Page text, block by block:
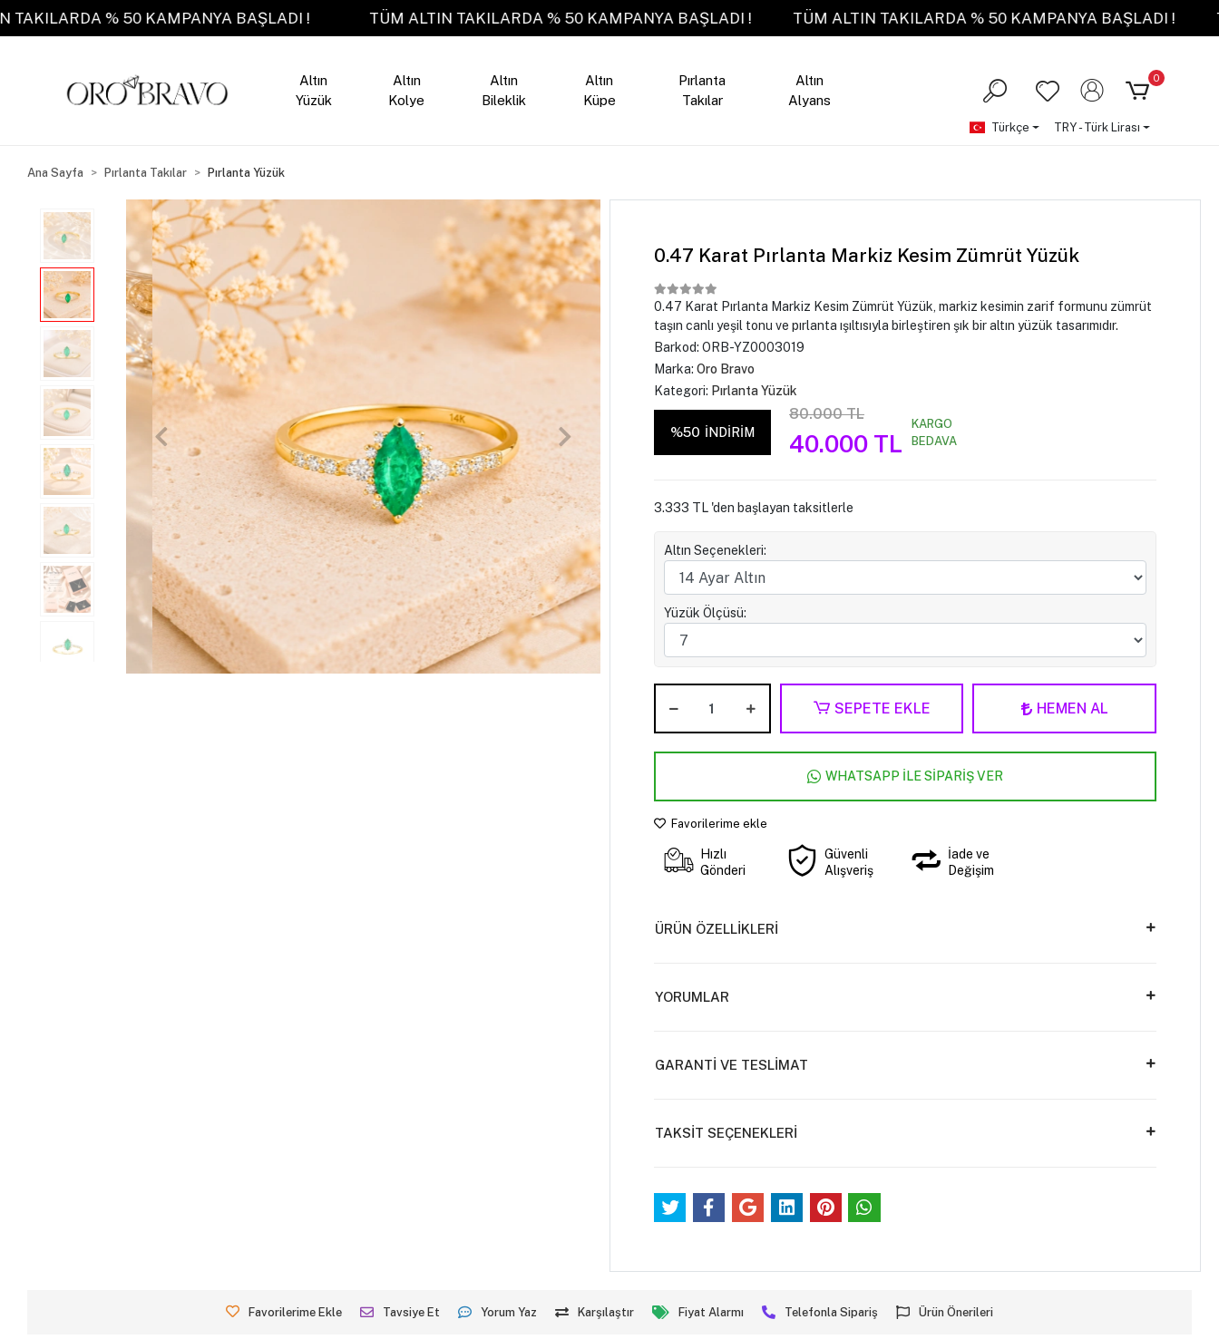
ALTIN TAKILARDA % 50 KAMPANYA BAŞLADI ! TÜM ALTIN TAKILARDA % 50 KAMPANYA BAŞLADI ! TÜM ALTIN TAKILARDA % 50 KAMPANYA
Altın
Yüzük
Altın
Kolye
Altın
Bileklik
Altın
Küpe
Pırlanta
Takılar
Altın
Alyans
0
Türkçe TRY - Türk Lirası
Ana Sayfa Pırlanta Takılar Pırlanta Yüzük
0.47 Karat Pırlanta Markiz Kesim Zümrüt Yüzük
0.47 Karat Pırlanta Markiz Kesim Zümrüt Yüzük, markiz kesimin zarif formunu zümrüt
taşın canlı yeşil tonu ve pırlanta ışıltısıyla birleştiren şık bir altın yüzük tasarımıdır.
Barkod: ORB-YZ0003019
Marka: Oro Bravo
Kategori: Pırlanta Yüzük
%50 İNDİRİM
80.000 TL
40.000 TL
KARGO
BEDAVA
3.333 TL 'den başlayan taksitlerle
Altın Seçenekleri:
Yüzük Ölçüsü:
SEPETE EKLE HEMEN AL
WHATSAPP İLE SİPARİŞ VER
Favorilerime ekle
Hızlı
Gönderi
Güvenli
Alışveriş
İade ve
Değişim
ÜRÜN ÖZELLİKLERİ
YORUMLAR
GARANTİ VE TESLİMAT
TAKSİT SEÇENEKLERİ
Favorilerime Ekle Tavsiye Et Yorum Yaz Karşılaştır Fiyat Alarmı Telefonla Sipariş Ürün Önerileri